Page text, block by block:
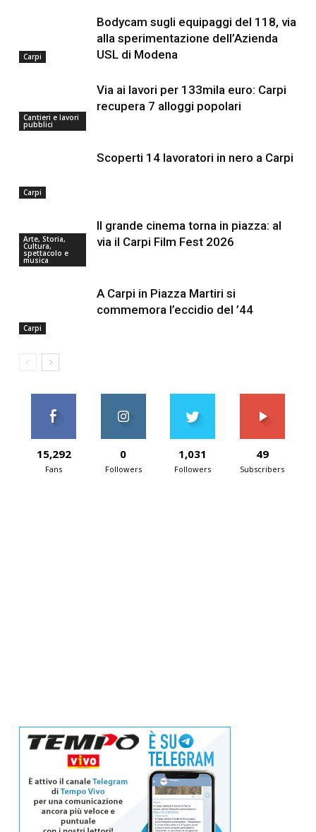
Carpi
Bodycam sugli equipaggi del 118, via
alla sperimentazione dell’Azienda
USL di Modena
Cantieri e lavori
pubblici
Via ai lavori per 133mila euro: Carpi
recupera 7 alloggi popolari
Carpi
Scoperti 14 lavoratori in nero a Carpi
Arte, Storia,
Cultura,
spettacolo e
musica
Il grande cinema torna in piazza: al
via il Carpi Film Fest 2026
Carpi
A Carpi in Piazza Martiri si
commemora l’eccidio del ’44
15,292
Fans
0
Followers
1,031
Followers
49
Subscribers